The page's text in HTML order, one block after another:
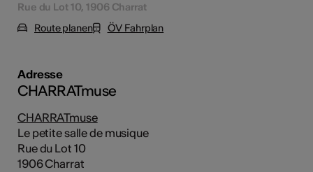
Rue du Lot 10, 1906 Charrat
Route planen
ÖV Fahrplan
Adresse
CHARRATmuse
CHARRATmuse
Le petite salle de musique
Rue du Lot 10
1906 Charrat